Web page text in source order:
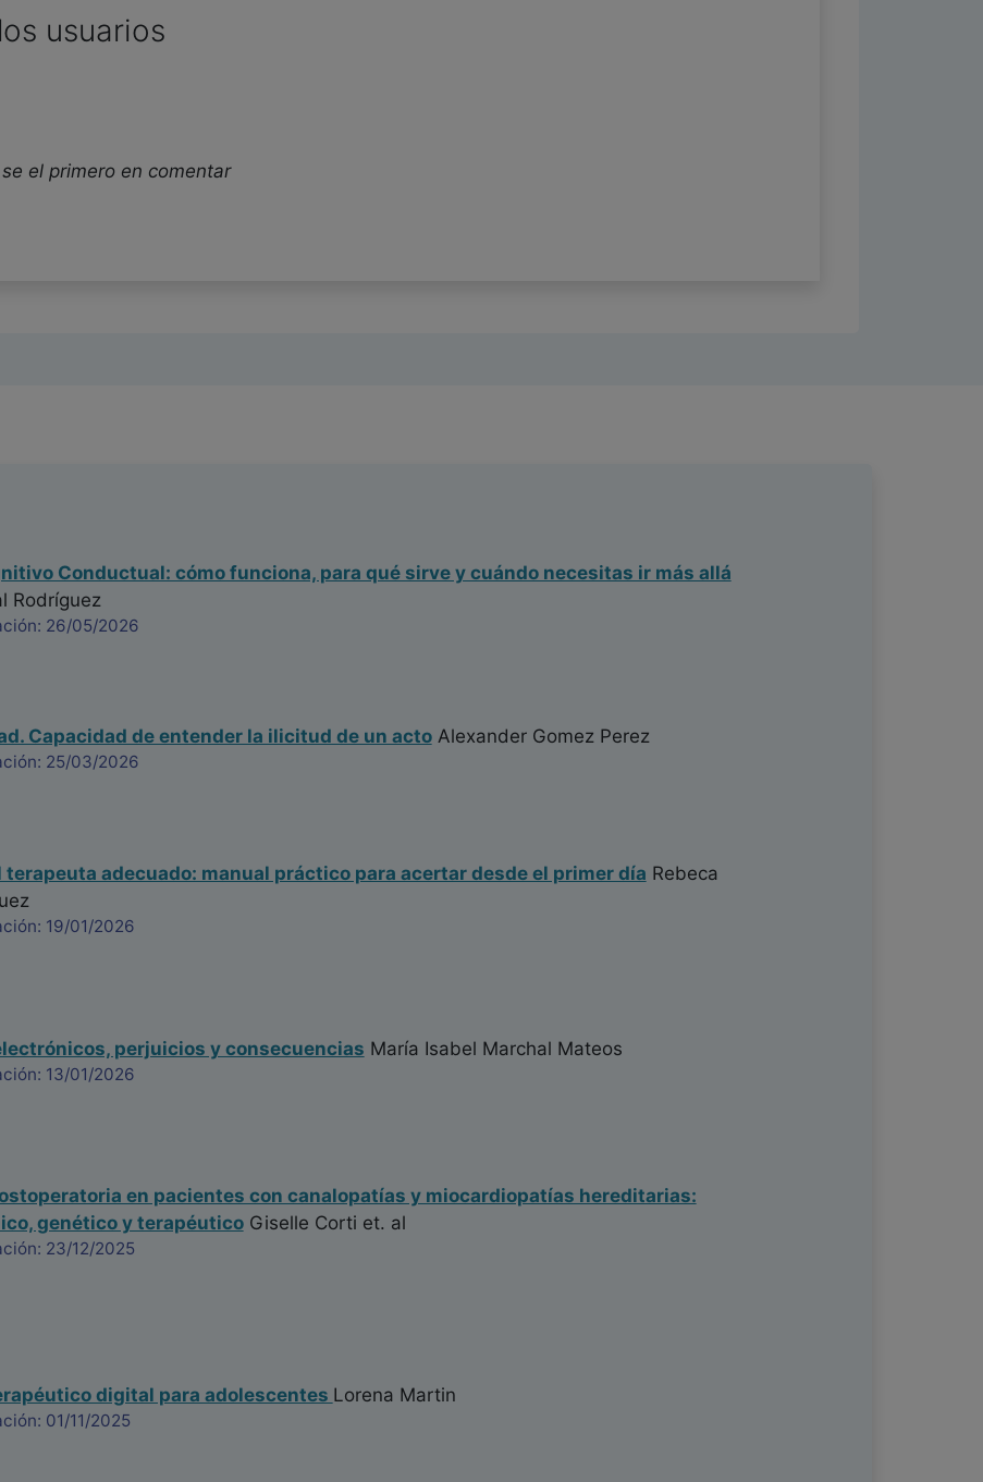
usuarios
el primero en comentar
Conductual: cómo funciona, para qué sirve y cuándo necesitas ir más allá
Rodríguez
26/05/2026
Capacidad de entender la ilicitud de un actoAlexander Gomez Perez
25/03/2026
terapeuta adecuado: manual práctico para acertar desde el primer día Rebeca
19/01/2026
perjuicios y consecuencias María Isabel Marchal Mateos
13/01/2026
en pacientes con canalopatías y miocardiopatías hereditarias:
genético y terapéuticoGiselle Corti et. al
23/12/2025
digital para adolescentes Lorena Martin
01/11/2025